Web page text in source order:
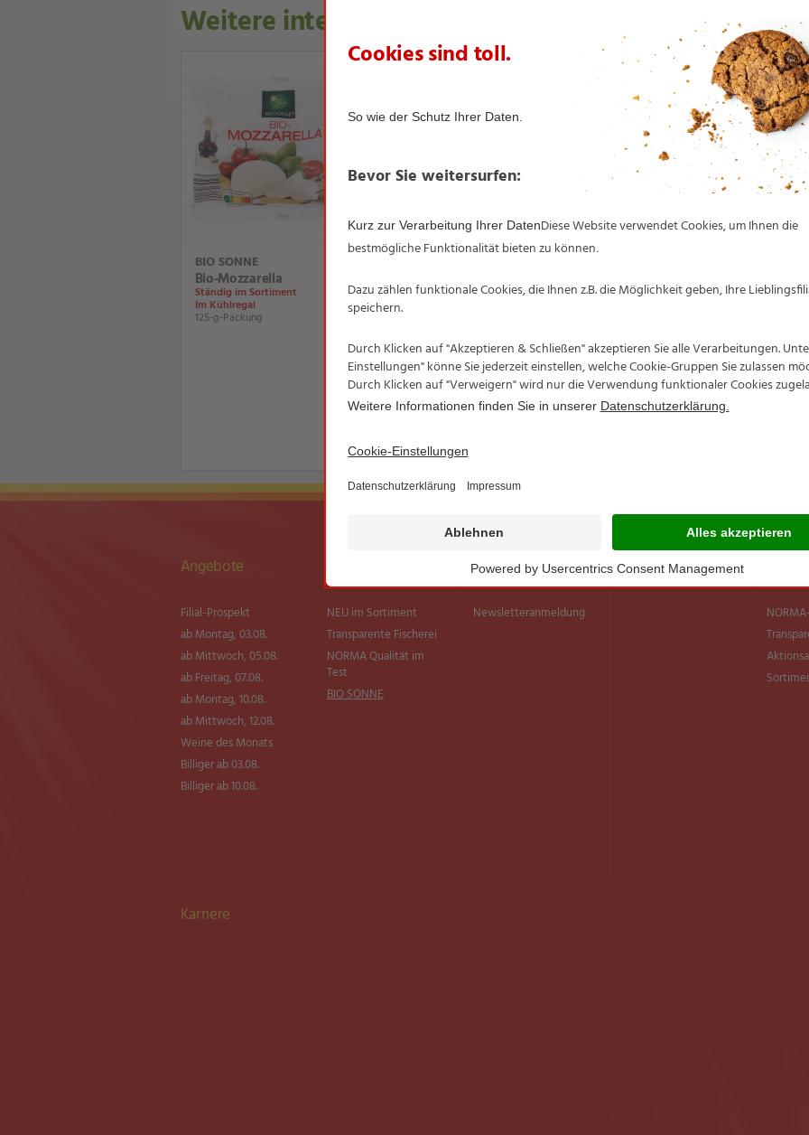
Weitere interessante Artikel aus dieser Themenwelt
BIO SONNE
Bio-Mozzarella
Ständig im Sortiment
Im Kühlregal
125-g-Packung
Bio-Naturjoghurt
Ständig im Sortiment
Bio-Nüsse
Ständig im Sortiment
Angebote
Filial-Prospekt
ab Montag, 03.08.
ab Mittwoch, 05.08.
ab Freitag, 07.08.
ab Montag, 10.08.
ab Mittwoch, 12.08.
Weine des Monats
Billiger ab 03.08.
Billiger ab 10.08.
NEU im Sortiment
Transparente Fischerei
NORMA Qualität im
Test
BIO SONNE
Newsletter ✉
Newsletter­anmeldung
Filialen
Karriere